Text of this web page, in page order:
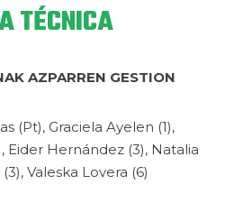
TÉCNICA
AZPARREN GESTION
(Pt), Graciela Ayelen (1),
Eider Hernández (3), Natalia
Valeska Lovera (6)